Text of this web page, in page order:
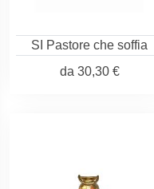
SI Pastore che soffia
da 30,30 €